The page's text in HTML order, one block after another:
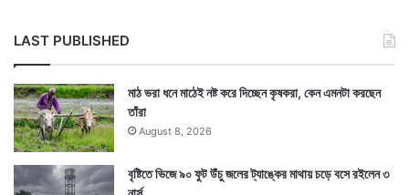
খাবার যেহেতু চুলের স্বাস্থ্যের ক্ষেত্রে বড় ভূমিকা পালন করে তাই
LAST PUBLISHED
মাঠ ভরা ধনে মাঠেই নষ্ট করে দিচ্ছেন কৃষকরা, কেন এমনটা করছেন
তাঁরা
August 8, 2026
বৃষ্টিতে ভিজে ৯০ ফুট উঁচু জলের ট্যাঙ্কের মাথায় চড়ে বসে রইলেন ৩